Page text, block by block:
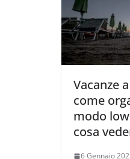
Vacanze
come
modo
cosa
6 Gennaio